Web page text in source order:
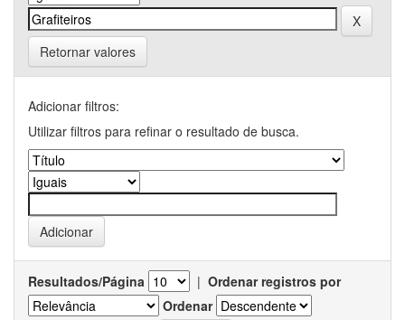
Retornar valores
Adicionar filtros:
Utilizar filtros para refinar o resultado de busca.
Resultados/Página | Ordenar registros por
Ordenar